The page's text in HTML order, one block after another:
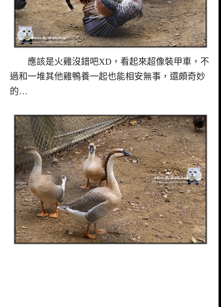
應該是火雞沒錯吧XD，看起來超像裝甲車，不
過和一堆其他雞鴨養一起也能相安無事，還頗奇妙
的…